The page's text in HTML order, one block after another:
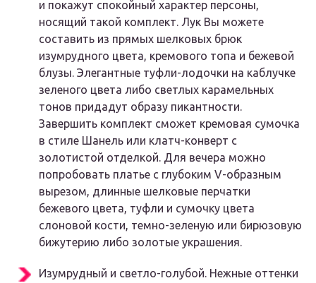
и покажут спокойный характер персоны,
носящий такой комплект. Лук Вы можете
составить из прямых шелковых брюк
изумрудного цвета, кремового топа и бежевой
блузы. Элегантные туфли-лодочки на каблучке
зеленого цвета либо светлых карамельных
тонов придадут образу пикантности.
Завершить комплект сможет кремовая сумочка
в стиле Шанель или клатч-конверт с
золотистой отделкой. Для вечера можно
попробовать платье с глубоким V-образным
вырезом, длинные шелковые перчатки
бежевого цвета, туфли и сумочку цвета
слоновой кости, темно-зеленую или бирюзовую
бижутерию либо золотые украшения.
Изумрудный и светло-голубой. Нежные оттенки